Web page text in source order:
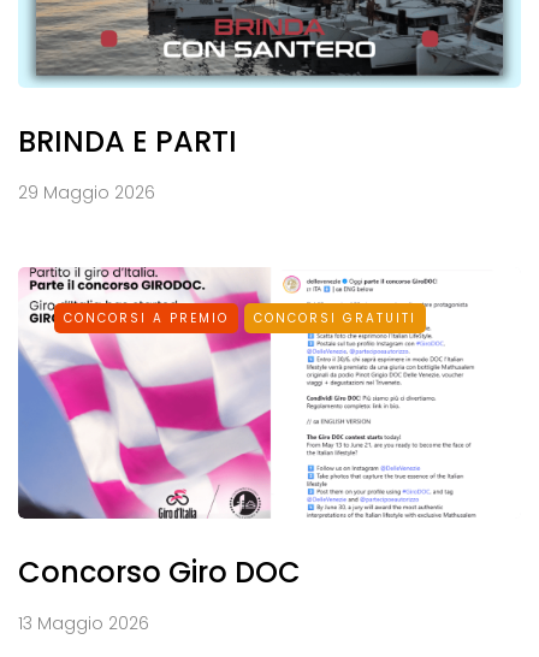
BRINDA E PARTI
29 Maggio 2026
CONCORSI A PREMIO CONCORSI GRATUITI
Concorso Giro DOC
13 Maggio 2026